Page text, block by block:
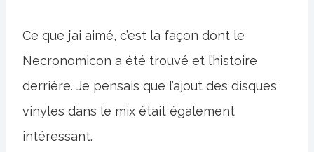
Ce que j’ai aimé, c’est la façon dont le
Necronomicon a été trouvé et l’histoire
derrière. Je pensais que l’ajout des disques
vinyles dans le mix était également
intéressant.